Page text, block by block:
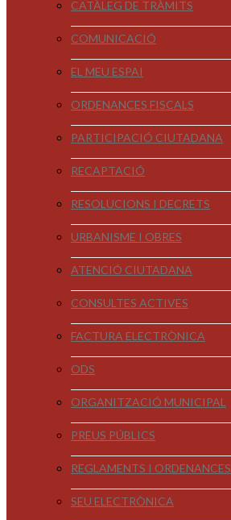
CATÀLEG DE TRÀMITS
COMUNICACIÓ
EL MEU ESPAI
ORDENANCES FISCALS
PARTICIPACIÓ CIUTADANA
RECAPTACIÓ
RESOLUCIONS I DECRETS
URBANISME I OBRES
ATENCIÓ CIUTADANA
CONSULTES ACTIVES
FACTURA ELECTRÒNICA
ODS
ORGANITZACIÓ MUNICIPAL
PREUS PÚBLICS
REGLAMENTS I ORDENANCES
SEU ELECTRÒNICA